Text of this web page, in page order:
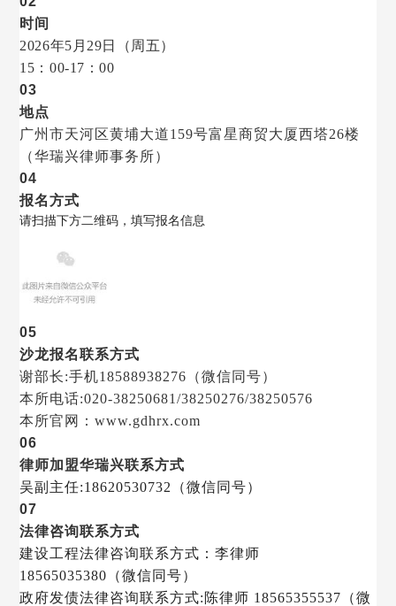
时间
2026年5月29日（周五）
15：00-17：00
03
地点
广州市天河区黄埔大道159号富星商贸大厦西塔26楼
（华瑞兴律师事务所）
04
报名方式
请扫描下方二维码，填写报名信息
05
沙龙报名联系方式
谢部长:手机18588938276（微信同号）
本所电话:020-38250681/38250276/38250576
本所官网：www.gdhrx.com
06
律师加盟华瑞兴联系方式
吴副主任:18620530732（微信同号）
07
法律咨询联系方式
建设工程法律咨询联系方式：李律师
18565035380（微信同号）
政府发债法律咨询联系方式:陈律师 18565355537（微